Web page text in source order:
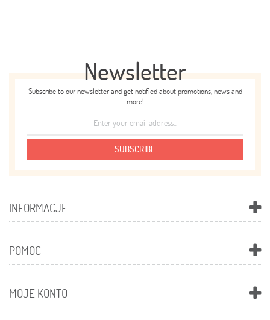
Newsletter
Subscribe to our newsletter and get notified about promotions, news and
more!
SUBSCRIBE
INFORMACJE
POMOC
MOJE KONTO